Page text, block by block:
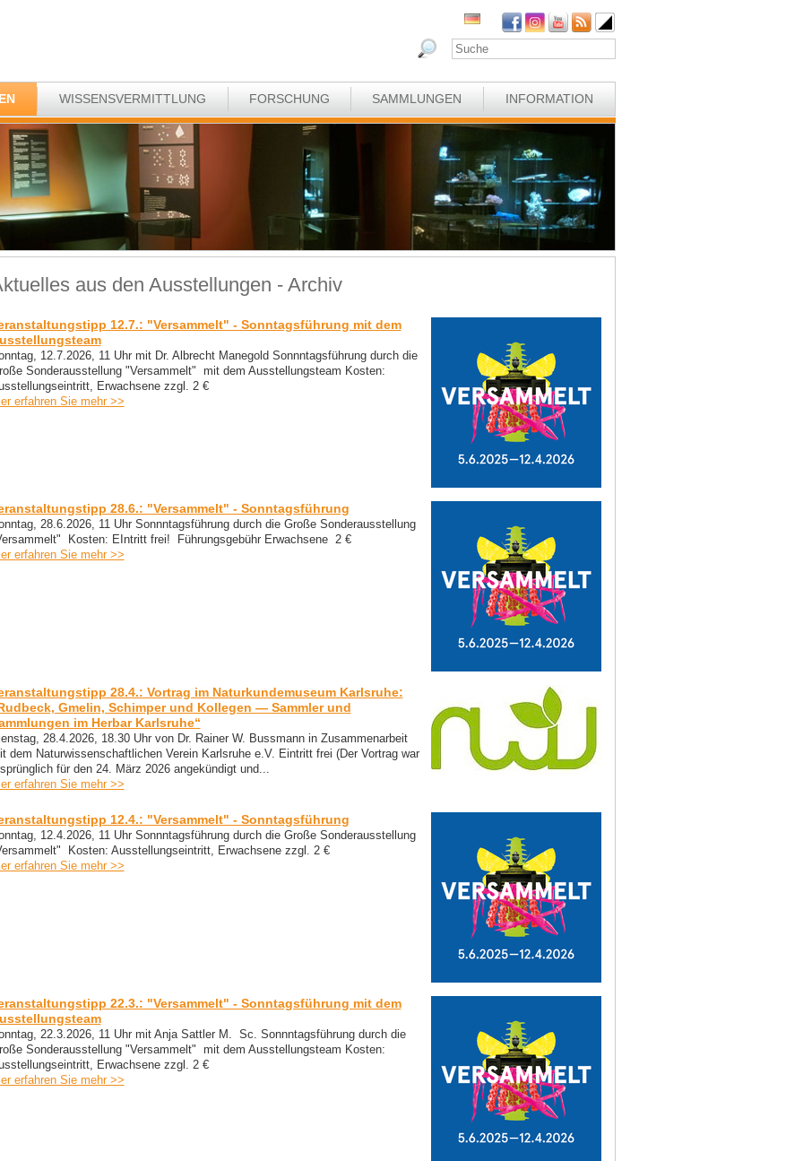
WISSENSVERMITTLUNG FORSCHUNG SAMMLUNGEN INFORMATION
aus den Ausstellungen - Archiv
12.7.: "Versammelt" - Sonntagsführung mit dem
12.7.2026, 11 Uhr mit Dr. Albrecht Manegold Sonnntagsführung durch die
Sonderausstellung "Versammelt" mit dem Ausstellungsteam Kosten:
Erwachsene zzgl. 2 €
erfahren Sie mehr >>
28.6.: "Versammelt" - Sonntagsführung
28.6.2026, 11 Uhr Sonnntagsführung durch die Große Sonderausstellung
Kosten: EIntritt frei! Führungsgebühr Erwachsene 2 €
erfahren Sie mehr >>
28.4.: Vortrag im Naturkundemuseum Karlsruhe:
Gmelin, Schimper und Kollegen — Sammler und
im Herbar Karlsruhe“
28.4.2026, 18.30 Uhr von Dr. Rainer W. Bussmann in Zusammenarbeit
dem Naturwissenschaftlichen Verein Karlsruhe e.V. Eintritt frei (Der Vortrag war
für den 24. März 2026 angekündigt und...
erfahren Sie mehr >>
12.4.: "Versammelt" - Sonntagsführung
12.4.2026, 11 Uhr Sonnntagsführung durch die Große Sonderausstellung
Kosten: Ausstellungseintritt, Erwachsene zzgl. 2 €
erfahren Sie mehr >>
22.3.: "Versammelt" - Sonntagsführung mit dem
22.3.2026, 11 Uhr mit Anja Sattler M. Sc. Sonnntagsführung durch die
Sonderausstellung "Versammelt" mit dem Ausstellungsteam Kosten:
Erwachsene zzgl. 2 €
erfahren Sie mehr >>